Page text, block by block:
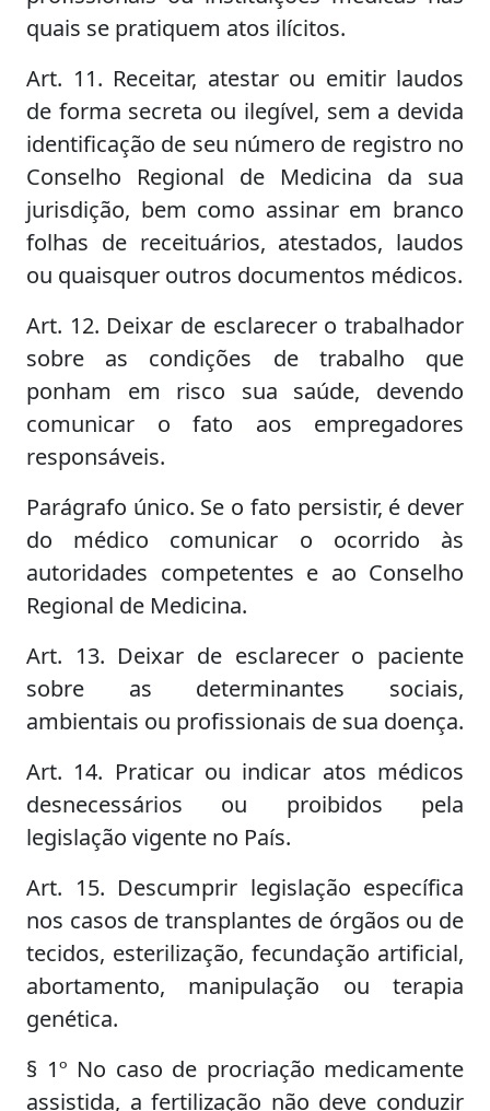
quais se pratiquem atos ilícitos.
Art. 11. Receitar, atestar ou emitir laudos
de forma secreta ou ilegível, sem a devida
identificação de seu número de registro no
Conselho Regional de Medicina da sua
jurisdição, bem como assinar em branco
folhas de receituários, atestados, laudos
ou quaisquer outros documentos médicos.
Art. 12. Deixar de esclarecer o trabalhador
sobre as condições de trabalho que
ponham em risco sua saúde, devendo
comunicar o fato aos empregadores
responsáveis.
Parágrafo único. Se o fato persistir, é dever
do médico comunicar o ocorrido às
autoridades competentes e ao Conselho
Regional de Medicina.
Art. 13. Deixar de esclarecer o paciente
sobre as determinantes sociais,
ambientais ou profissionais de sua doença.
Art. 14. Praticar ou indicar atos médicos
desnecessários ou proibidos pela
legislação vigente no País.
Art. 15. Descumprir legislação específica
nos casos de transplantes de órgãos ou de
tecidos, esterilização, fecundação artificial,
abortamento, manipulação ou terapia
genética.
§ 1º No caso de procriação medicamente
assistida, a fertilização não deve conduzir